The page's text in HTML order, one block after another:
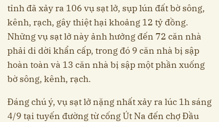
tỉnh đã xảy ra 106 vụ sạt lở, sụp lún đất bờ sông,
kênh, rạch, gây thiệt hại khoảng 12 tỷ đồng.
Những vụ sạt lở này ảnh hưởng đến 72 căn nhà
phải di dời khẩn cấp, trong đó 9 căn nhà bị sập
hoàn toàn và 13 căn nhà bị sập một phần xuống
bờ sông, kênh, rạch.
Đáng chú ý, vụ sạt lở nặng nhất xảy ra lúc 1h sáng
4/9 tại tuyến đường từ cống Út Na đến chợ Đầu